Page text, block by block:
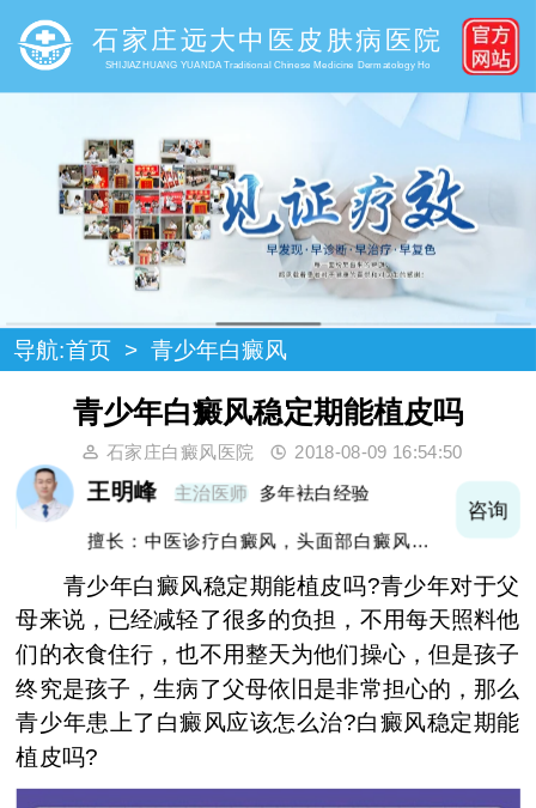
石家庄远大中医皮肤病医院
SHIJIAZHUANG YUANDA Traditional Chinese Medicine Dermatology Ho
导航:首页 > 青少年白癜风
青少年白癜风稳定期能植皮吗
石家庄白癜风医院 2018-08-09 16:54:50
王明峰 主治医师 多年袪白经验
擅长：中医诊疗白癜风，头面部白癜风，青
咨询
青少年白癜风稳定期能植皮吗?青少年对于父
母来说，已经减轻了很多的负担，不用每天照料他
们的衣食住行，也不用整天为他们操心，但是孩子
终究是孩子，生病了父母依旧是非常担心的，那么
青少年患上了白癜风应该怎么治?白癜风稳定期能
植皮吗?